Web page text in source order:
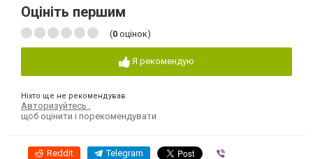
Оцініть першим
(0 оцінок)
Я рекомендую
Ніхто ще не рекомендував
Авторизуйтесь
щоб оцінити і порекомендувати
Reddit Telegram